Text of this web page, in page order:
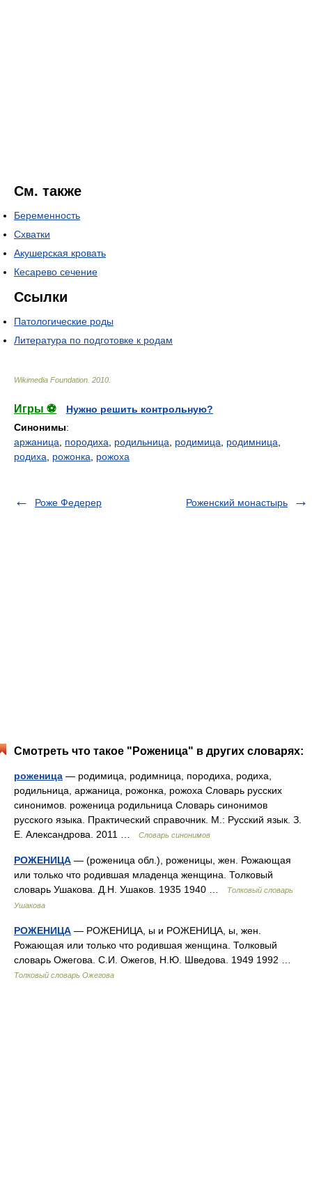
См. также
Беременность
Схватки
Акушерская кровать
Кесарево сечение
Ссылки
Патологические роды
Литература по подготовке к родам
Wikimedia Foundation 2010
Игры ⚽
Нужно решить контрольную?
Синонимы:
аржаница
породиха родильница родимица родимница
родиха
рожонка рожоха
Роже Федерер Роженский монастырь
Смотреть что такое "Роженица" в других словарях:
роженица — родимица, родимница, породиха, родиха,
родильница, аржаница, рожонка, рожоха Словарь русских
синонимов. роженица родильница Словарь синонимов
русского языка. Практический справочник. М.: Русский язык. З.
Е. Александрова. 2011 …
Словарь синонимов
РОЖЕНИЦА — (роженица обл.), роженицы, жен. Рожающая
или только что родившая младенца женщина. Толковый
словарь Ушакова. Д.Н. Ушаков. 1935 1940 …
Толковый словарь
Ушакова
РОЖЕНИЦА — РОЖЕНИЦА, ы и РОЖЕНИЦА, ы, жен.
Рожающая или только что родившая женщина. Толковый
словарь Ожегова. С.И. Ожегов, Н.Ю. Шведова. 1949 1992 …
Толковый словарь Ожегова